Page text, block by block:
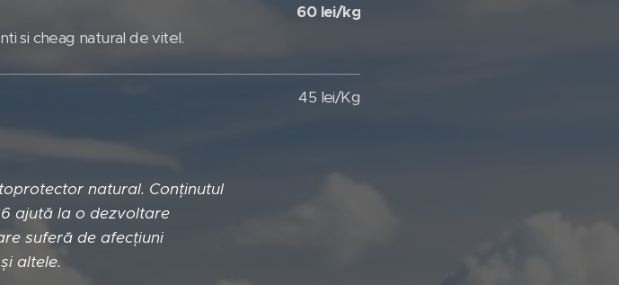
si cheag natural de vitel.
60 lei/kg
natural. Conținutul
ajută la o dezvoltare
suferă de afecțiuni
altele.
45 lei/Kg